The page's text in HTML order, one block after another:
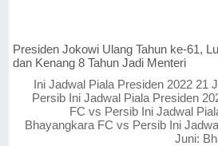
Presiden Jokowi Ulang Tahun ke-61,
dan Kenang 8 Tahun Jadi Menteri
Ini Jadwal Piala Presiden 2022 21
Persib Ini Jadwal Piala Presiden
FC vs Persib Ini Jadwal
Bhayangkara FC vs Persib Ini
Juni: